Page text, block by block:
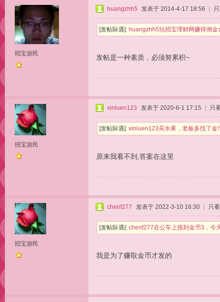
招宝游民
huangzhh5 发表于 2014-4-17 18:56
[发帖际遇]: huangzhh5玩招宝理财网赚得佣
发帖是一种素质，必须努累积~
招宝游民
xinluen123 发表于 2020-6-1 17:15 只
[发帖际遇]: xinluen123买水果，老板多找了金
原来我看不到,答案在这里
招宝游民
chenf277 发表于 2022-3-10 16:30 只
[发帖际遇]: chenf277在公车上拣到金币3，今
我是为了赚取金币才发的